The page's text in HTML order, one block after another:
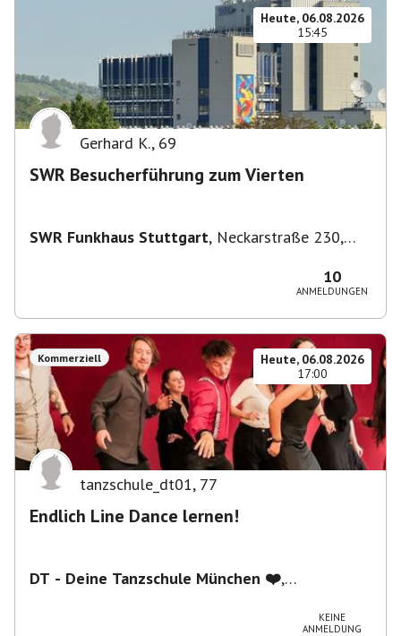
Heute, 06.08.2026
15:45
Gerhard K., 69
SWR Besucherführung zum Vierten
SWR Funkhaus Stuttgart, Neckarstraße 230,
10
ANMELDUNGEN
Kommerziell
Heute, 06.08.2026
17:00
tanzschule_dt01, 77
Endlich Line Dance lernen!
DT - Deine Tanzschule München ❤️,
KEINE
ANMELDUNG